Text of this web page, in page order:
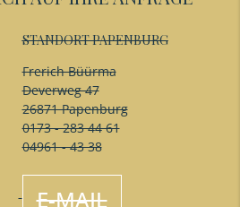
STANDORT PAPENBURG
Frerich Büürma
Deverweg 47
26871 Papenburg
0173 - 283 44 61
04961 - 43 38
E-MAIL